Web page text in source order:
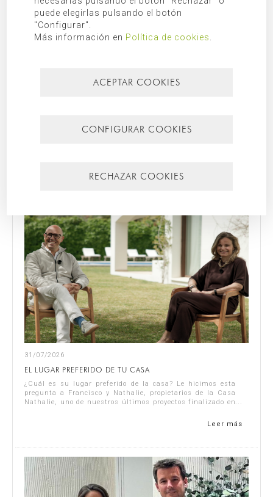
BUSCAR
31/07/2026
EL LUGAR PREFERIDO DE TU CASA
¿Cuál es su lugar preferido de la casa? Le hicimos esta
pregunta a Francisco y Nathalie, propietarios de la Casa
Nathalie, uno de nuestros últimos proyectos finalizado en
Leer más
puede elegirlas pulsando el botón
"Configurar".
Más información en Política de cookies
ACEPTAR COOKIES
CONFIGURAR COOKIES
RECHAZAR COOKIES